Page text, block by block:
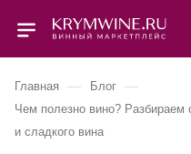
Главная — Блог —
Чем полезно вино? Разбираем
и сладкого вина